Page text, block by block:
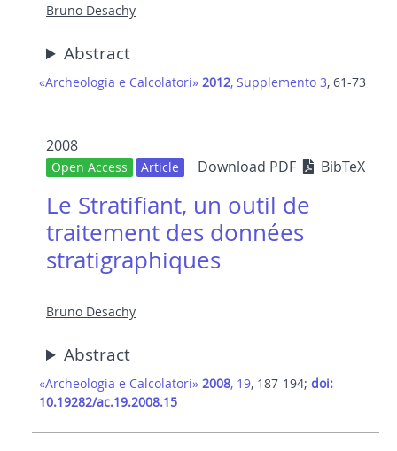
Bruno Desachy
Abstract
«Archeologia e Calcolatori» 2012, Supplemento 3, 61-73
2008
Open Access Article Download PDF BibTeX
Le Stratifiant, un outil de
traitement des données
stratigraphiques
Bruno Desachy
Abstract
«Archeologia e Calcolatori» 2008, 19, 187-194; doi:
10.19282/ac.19.2008.15